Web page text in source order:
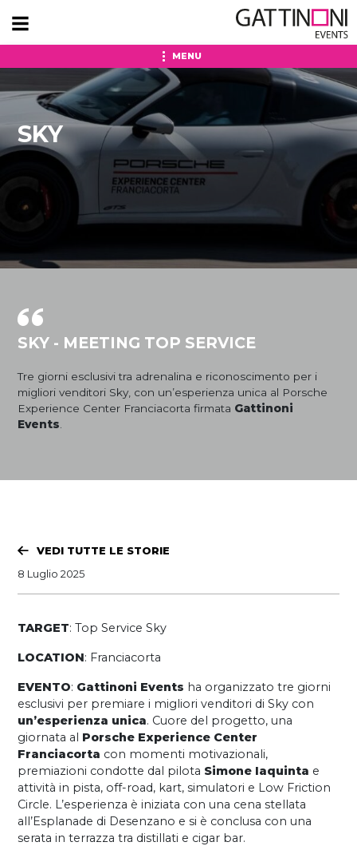
MENU
SKY
SKY - MEETING TOP SERVICE
Tre giorni esclusivi tra adrenalina e riconoscimento per i
migliori venditori Sky, con un’esperienza unica al Porsche
Experience Center Franciacorta firmata Gattinoni
Events
VEDI TUTTE LE STORIE
8 Luglio 2025
TARGET: Top Service Sky
LOCATION: Franciacorta
EVENTO: Gattinoni Events ha organizzato tre giorni
esclusivi per premiare i migliori venditori di Sky con
un’esperienza unica. Cuore del progetto, una
giornata al Porsche Experience Center
Franciacorta con momenti motivazionali,
premiazioni condotte dal pilota Simone Iaquinta e
attività in pista, off-road, kart, simulatori e Low Friction
Circle. L’esperienza è iniziata con una cena stellata
all’Esplanade di Desenzano e si è conclusa con una
serata in terrazza tra distillati e cigar bar.